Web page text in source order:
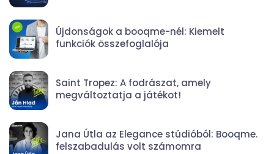
Újdonságok a booqme-nél: Kiemelt
funkciók összefoglalója
Saint Tropez: A fodrászat, amely
megváltoztatja a játékot!
Jana Útla az Elegance stúdióból: Booqme.
felszabadulás volt számomra